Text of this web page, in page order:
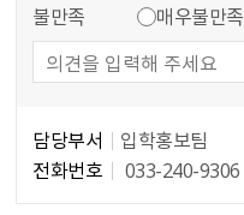
불만족
매우불만족
담당부서
입학홍보팀
전화번호
033-240-9306